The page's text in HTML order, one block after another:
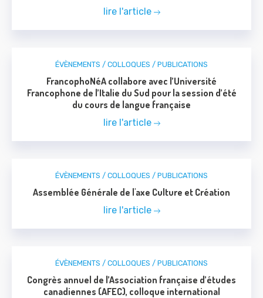
lire l'article
ÉVÈNEMENTS / COLLOQUES / PUBLICATIONS
FrancophoNéA collabore avec l’Université
Francophone de l’Italie du Sud pour la session d’été
du cours de langue française
lire l'article
ÉVÈNEMENTS / COLLOQUES / PUBLICATIONS
Assemblée Générale de l'axe Culture et Création
lire l'article
ÉVÈNEMENTS / COLLOQUES / PUBLICATIONS
Congrès annuel de l’Association française d’études
canadiennes (AFEC), colloque international